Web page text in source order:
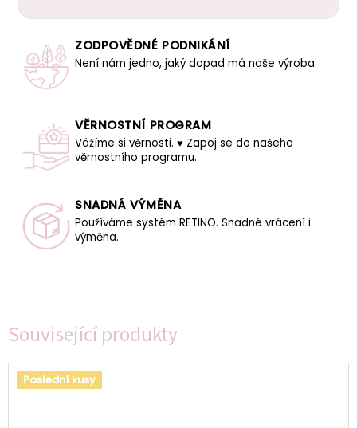
Související produkty
Poslední kusy
ZODPOVĚDNÉ PODNIKÁNÍ
Není nám jedno, jaký dopad má naše výroba.
VĚRNOSTNÍ PROGRAM
Vážíme si věrnosti. ♥ Zapoj se do našeho
věrnostního programu.
SNADNÁ VÝMĚNA
Používáme systém RETINO. Snadné vrácení i
výměna.